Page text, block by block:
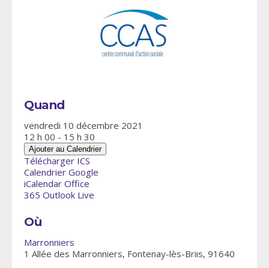
Quand
vendredi 10 décembre 2021
12 h 00 - 15 h 30
Ajouter au Calendrier
Télécharger ICS
Calendrier Google
iCalendar Office
365 Outlook Live
Où
Marronniers
1 Allée des Marronniers, Fontenay-lès-Briis, 91640